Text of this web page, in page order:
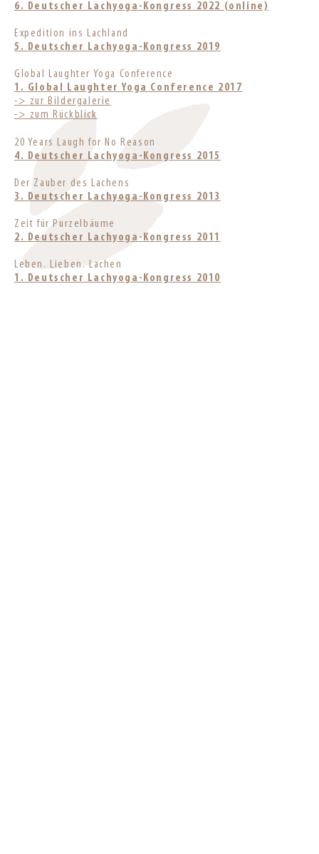
6. Deutscher Lachyoga-Kongress 2022 (online)
Expedition ins Lachland
5. Deutscher Lachyoga-Kongress 2019
Global Laughter Yoga Conference
1. Global Laughter Yoga Conference 2017
-> zur Bildergalerie
-> zum Rückblick
20 Years Laugh for No Reason
4. Deutscher Lachyoga-Kongress 2015
Der Zauber des Lachens
3. Deutscher Lachyoga-Kongress 2013
Zeit für Purzelbäume
2. Deutscher Lachyoga-Kongress 2011
Leben. Lieben. Lachen
1. Deutscher Lachyoga-Kongress 2010